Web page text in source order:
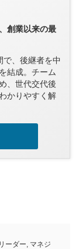
創業以来の最
、後継者を中
結成。チーム
、世代交代後
かりやすく解
リーダー, マネジ